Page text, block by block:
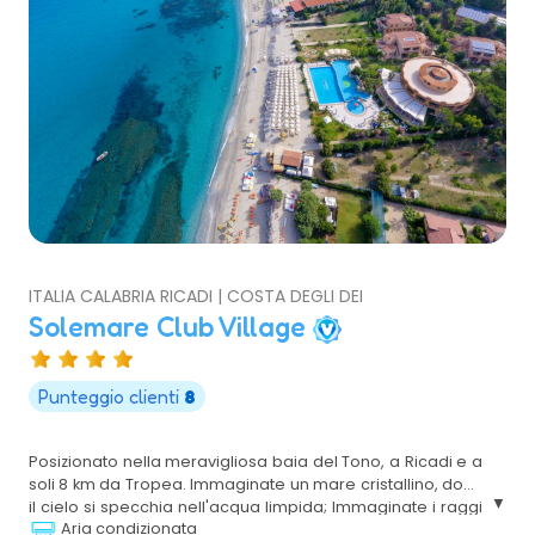
ITALIA CALABRIA RICADI | COSTA DEGLI DEI
Solemare Club Village
Punteggio clienti 8
Posizionato nella meravigliosa baia del Tono, a Ricadi e a
soli 8 km da Tropea. Immaginate un mare cristallino, dove
il cielo si specchia nell'acqua limpida; Immaginate i raggi
del sole che si svegliano sulla bianchissima sabbia;
Aria condizionata